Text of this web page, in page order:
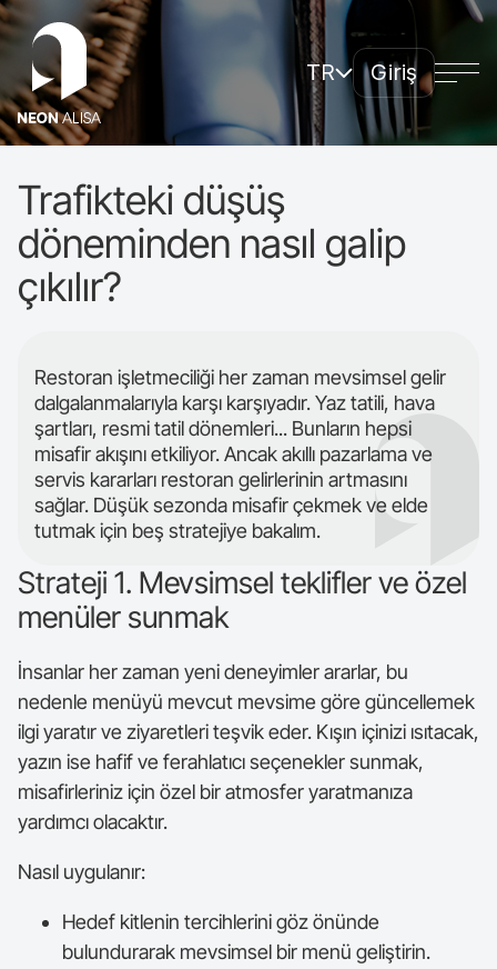
TR Giriş
Sisteme genel bakış
Nasıl başlanır
Tarifeler
Soru-cevap
Bağlanın
Trafikteki düşüş
döneminden nasıl galip
çıkılır?
Restoran işletmeciliği her zaman mevsimsel gelir
dalgalanmalarıyla karşı karşıyadır. Yaz tatili, hava
şartları, resmi tatil dönemleri... Bunların hepsi
misafir akışını etkiliyor. Ancak akıllı pazarlama ve
servis kararları restoran gelirlerinin artmasını
sağlar. Düşük sezonda misafir çekmek ve elde
tutmak için beş stratejiye bakalım.
Strateji 1. Mevsimsel teklifler ve özel
menüler sunmak
İnsanlar her zaman yeni deneyimler ararlar, bu
nedenle menüyü mevcut mevsime göre güncellemek
ilgi yaratır ve ziyaretleri teşvik eder. Kışın içinizi ısıtacak,
yazın ise hafif ve ferahlatıcı seçenekler sunmak,
misafirleriniz için özel bir atmosfer yaratmanıza
yardımcı olacaktır.
Nasıl uygulanır:
Hedef kitlenin tercihlerini göz önünde
bulundurarak mevsimsel bir menü geliştirin.